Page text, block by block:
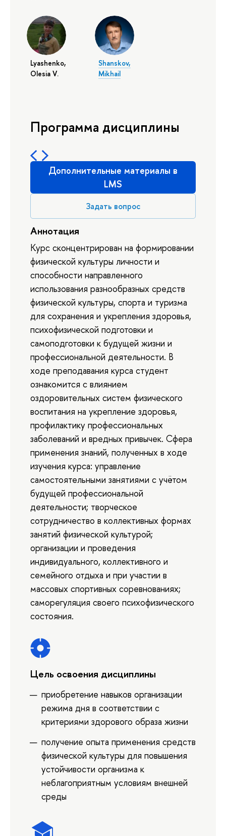
Lyashenko,
Olesia V.
Shanskov,
Mikhail
Программа дисциплины
Дополнительные материалы в
LMS
Задать вопрос
Аннотация
Курс сконцентрирован на формировании
физической культуры личности и
способности направленного
использования разнообразных средств
физической культуры, спорта и туризма
для сохранения и укрепления здоровья,
психофизической подготовки и
самоподготовки к будущей жизни и
профессиональной деятельности. В
ходе преподавания курса студент
ознакомится с влиянием
оздоровительных систем физического
воспитания на укрепление здоровья,
профилактику профессиональных
заболеваний и вредных привычек. Сфера
применения знаний, полученных в ходе
изучения курса: управление
самостоятельными занятиями с учётом
будущей профессиональной
деятельности; творческое
сотрудничество в коллективных формах
занятий физической культурой;
организации и проведения
индивидуального, коллективного и
семейного отдыха и при участии в
массовых спортивных соревнованиях;
саморегуляция своего психофизического
состояния.
Цель освоения дисциплины
приобретение навыков организации
режима дня в соответствии с
критериями здорового образа жизни
получение опыта применения средств
физической культуры для повышения
устойчивости организма к
неблагоприятным условиям внешней
среды